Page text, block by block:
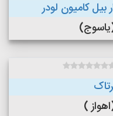
بیل کامیون لودر
)